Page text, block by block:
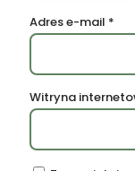
Adres e-mail *
Witryna